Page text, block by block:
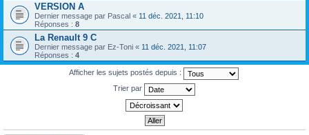
VERSION A
Dernier message par Pascal « 11 déc. 2021, 11:10
Réponses : 8
La Renault 9 C
Dernier message par Ez-Toni « 11 déc. 2021, 11:07
Réponses : 4
Afficher les sujets postés depuis :
Trier par